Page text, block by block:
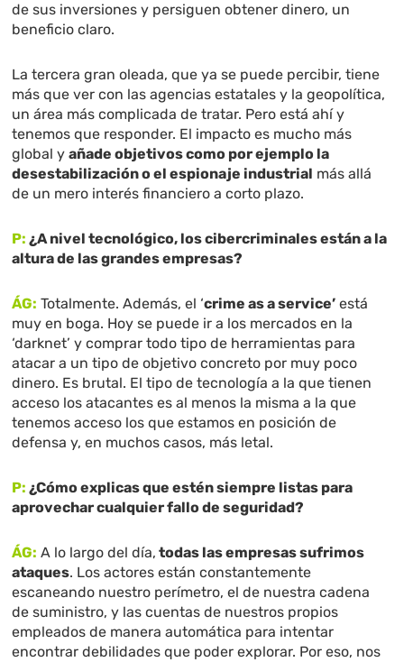
de sus inversiones y persiguen obtener dinero, un
beneficio claro.
La tercera gran oleada, que ya se puede percibir, tiene
más que ver con las agencias estatales y la geopolítica,
un área más complicada de tratar. Pero está ahí y
tenemos que responder. El impacto es mucho más
global yañade objetivos como por ejemplo la
desestabilización o el espionaje industrial más allá
de un mero interés financiero a corto plazo.
P: ¿A nivel tecnológico, los cibercriminales están a la
altura de las grandes empresas?
ÁG: Totalmente. Además, el ‘crime as a service’ está
muy en boga. Hoy se puede ir a los mercados en la
‘darknet’ y comprar todo tipo de herramientas para
atacar a un tipo de objetivo concreto por muy poco
dinero. Es brutal. El tipo de tecnología a la que tienen
acceso los atacantes es al menos la misma a la que
tenemos acceso los que estamos en posición de
defensa y, en muchos casos, más letal.
P: ¿Cómo explicas que estén siempre listas para
aprovechar cualquier fallo de seguridad?
ÁG: A lo largo del día, todas las empresas sufrimos
ataques. Los actores están constantemente
escaneando nuestro perímetro, el de nuestra cadena
de suministro, y las cuentas de nuestros propios
empleados de manera automática para intentar
encontrar debilidades que poder explorar. Por eso, nos